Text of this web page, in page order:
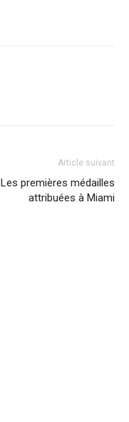
Article suivant
Les premières médailles
attribuées à Miami